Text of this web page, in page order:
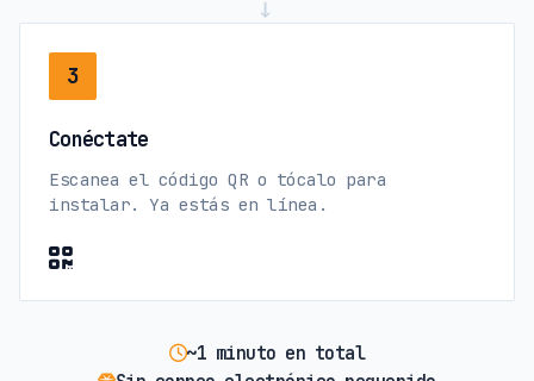
→
3
Conéctate
Escanea el código QR o tócalo para
instalar. Ya estás en línea.
~1 minuto en total